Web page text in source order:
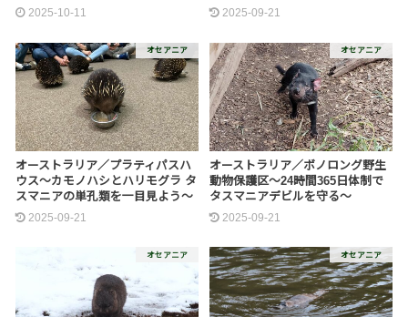
2025-10-11 2025-09-21
オセアニア
オーストラリア／プラティパスハ
ウス～カモノハシとハリモグラ タ
スマニアの単孔類を一目見よう～
2025-09-21
オセアニア
オーストラリア／ボノロング野生
動物保護区～24時間365日体制で
タスマニアデビルを守る～
2025-09-21
オセアニア オセアニア